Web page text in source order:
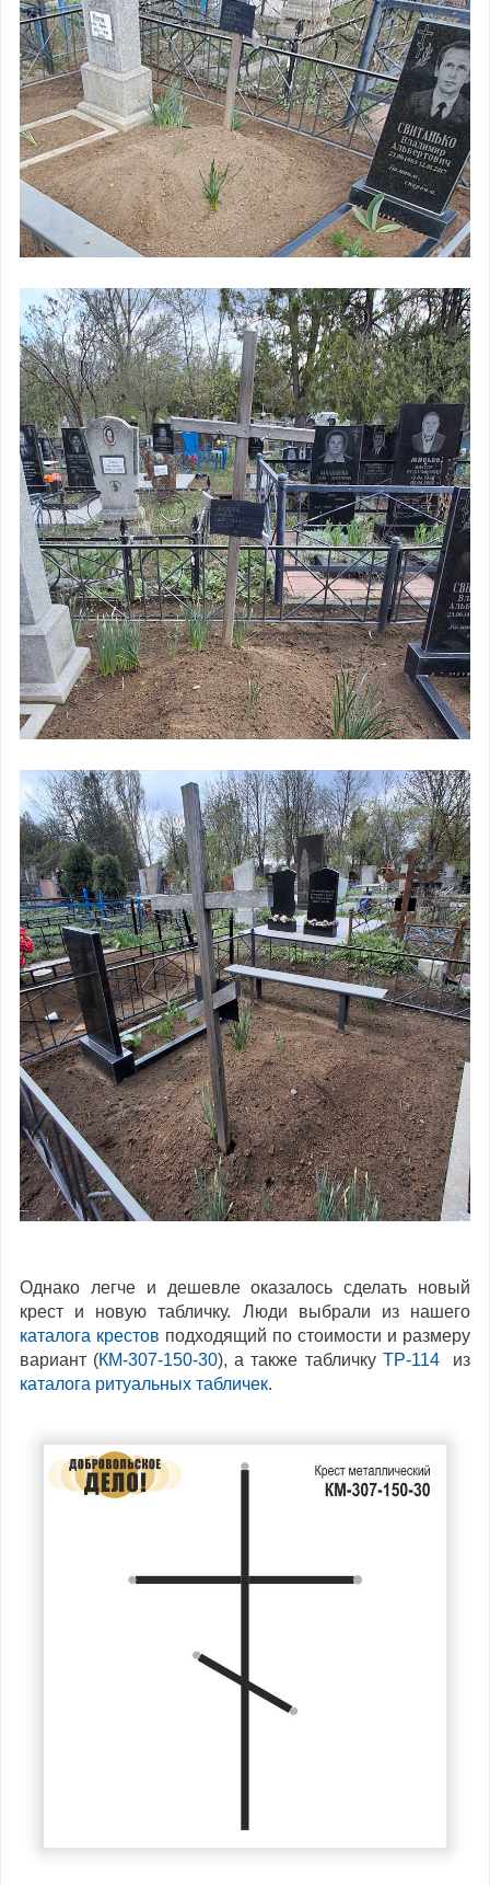
Однако легче и дешевле оказалось сделать новый
крест и новую табличку. Люди выбрали из нашего
каталога крестов подходящий по стоимости и размеру
вариант (КМ-307-150-30), а также табличку ТР-114из
каталога ритуальных табличек.